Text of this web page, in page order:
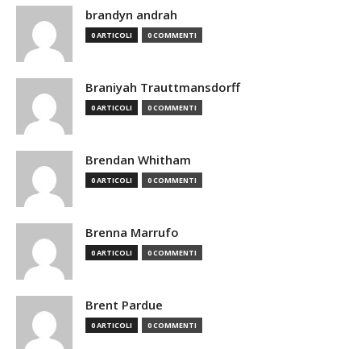
brandyn andrah
0 ARTICOLI 0 COMMENTI
Braniyah Trauttmansdorff
0 ARTICOLI 0 COMMENTI
Brendan Whitham
0 ARTICOLI 0 COMMENTI
Brenna Marrufo
0 ARTICOLI 0 COMMENTI
Brent Pardue
0 ARTICOLI 0 COMMENTI